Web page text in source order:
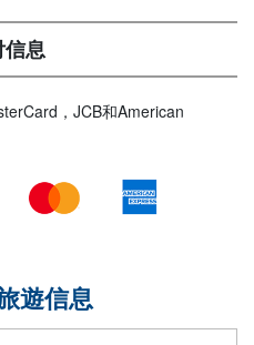
息
，JCB和American
遊信息